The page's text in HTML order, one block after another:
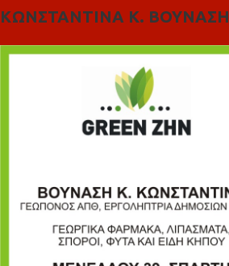
ΚΩΝΣΤΑΝΤΙΝΑ Κ. ΒΟΥΝΑΣΗ